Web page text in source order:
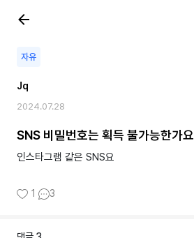
자유
Jq
2024.07.28
SNS 비밀번호는 획득 불가능한가요
인스타그램 같은 SNS요
1 3